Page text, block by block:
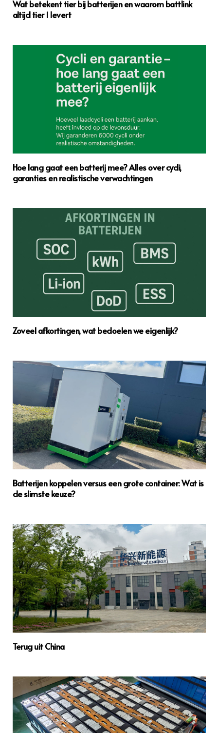
Wat betekent tier bij batterijen en waarom battlink
altijd tier 1 levert
Hoe lang gaat een batterij mee? Alles over cycli,
garanties en realistische verwachtingen
Zoveel afkortingen, wat bedoelen we eigenlijk?
Batterijen koppelen versus een grote container: Wat is
de slimste keuze?
Terug uit China